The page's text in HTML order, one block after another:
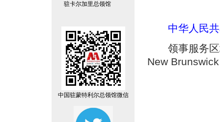
驻卡尔加里总领馆
中国驻蒙特利尔总领馆微信
中华人民
领事服务区
New